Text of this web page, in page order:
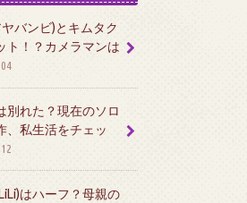
バンビ)とキムタク
ト！？カメラマンは
別れた？現在のソロ
、私生活をチェッ
はハーフ？母親の